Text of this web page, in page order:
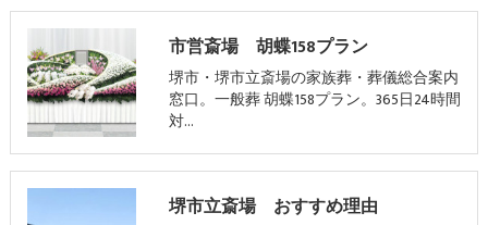
市営斎場 胡蝶158プラン
堺市・堺市立斎場の家族葬・葬儀総合案内
窓口。一般葬 胡蝶158プラン。365日24時間
対…
堺市立斎場 おすすめ理由